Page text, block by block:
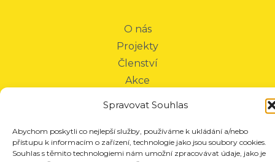
Spravovat Souhlas
Abychom poskytli co nejlepší služby, používáme k ukládání a/nebo
přístupu k informacím o zařízení, technologie jako jsou soubory cookies.
Souhlas s těmito technologiemi nám umožní zpracovávat údaje, jako je
O nás
Projekty
Členství
Akce
Kontakt